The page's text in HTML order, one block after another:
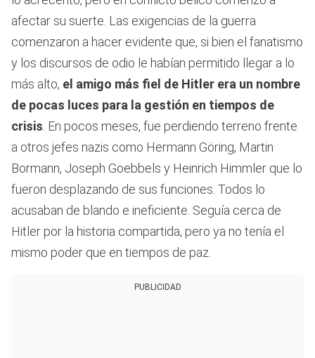
afectar su suerte. Las exigencias de la guerra
comenzaron a hacer evidente que, si bien el fanatismo
y los discursos de odio le habían permitido llegar a lo
más alto, el amigo más fiel de Hitler era un nombre
de pocas luces para la gestión en tiempos de
crisis. En pocos meses, fue perdiendo terreno frente
a otros jefes nazis como Hermann Göring, Martin
Bormann, Joseph Goebbels y Heinrich Himmler que lo
fueron desplazando de sus funciones. Todos lo
acusaban de blando e ineficiente. Seguía cerca de
Hitler por la historia compartida, pero ya no tenía el
mismo poder que en tiempos de paz.
PUBLICIDAD